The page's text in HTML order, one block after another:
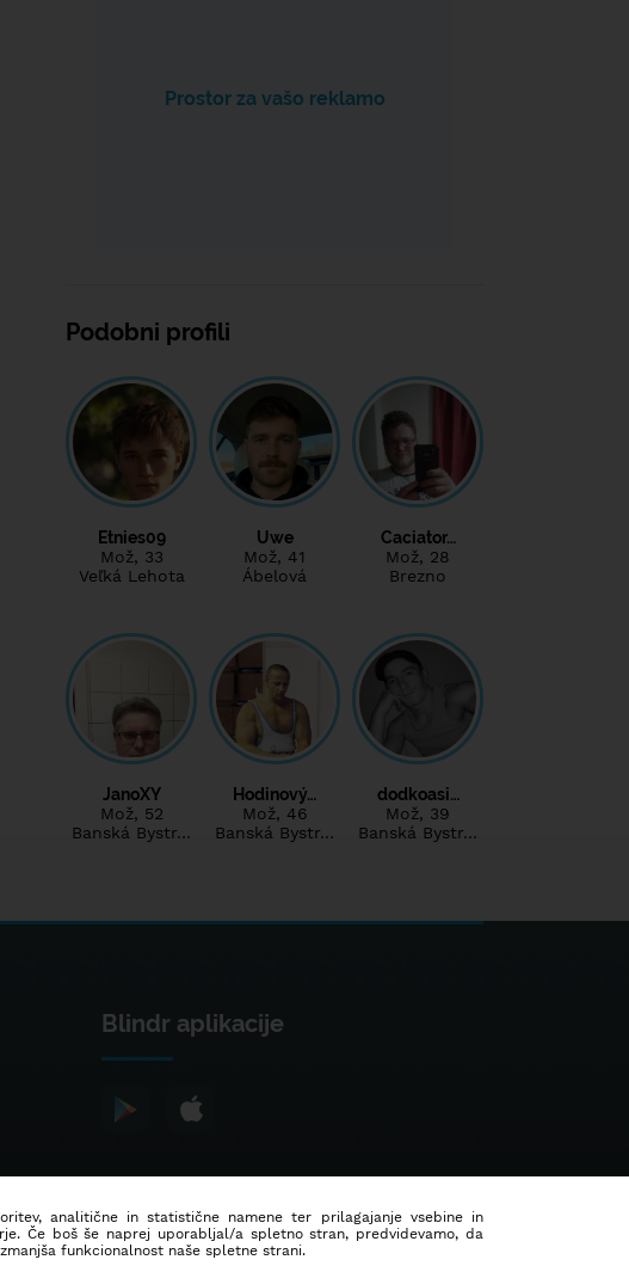
Prostor za vašo reklamo
Podobni profili
Etnies09
Mož, 33
Veľká Lehota
Uwe
Mož, 41
Ábelová
Caciator…
Mož, 28
Brezno
JanoXY
Mož, 52
Banská Bystr…
Hodinový…
Mož, 46
Banská Bystr…
dodkoasi…
Mož, 39
Banská Bystr…
Blindr aplikacije
analitične in statistične namene ter prilagajanje vsebine in
Če boš še naprej uporabljal/a spletno stran, predvidevamo, da
funkcionalnost naše spletne strani.